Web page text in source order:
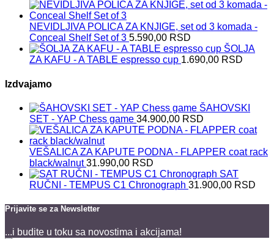
NEVIDLJIVA POLICA ZA KNJIGE, set od 3 komada -
Conceal Shelf Set of 3 5.590,00 RSD
ŠOLJA
ZA KAFU - A TABLE espresso cup 1.690,00 RSD
Izdvajamo
ŠAHOVSKI
SET - YAP Chess game 34.900,00 RSD
VEŠALICA ZA KAPUTE PODNA - FLAPPER coat rack
black/walnut 31.990,00 RSD
SAT
RUČNI - TEMPUS C1 Chronograph 31.900,00 RSD
Prijavite se za Newsletter
...i budite u toku sa novostima i akcijama!